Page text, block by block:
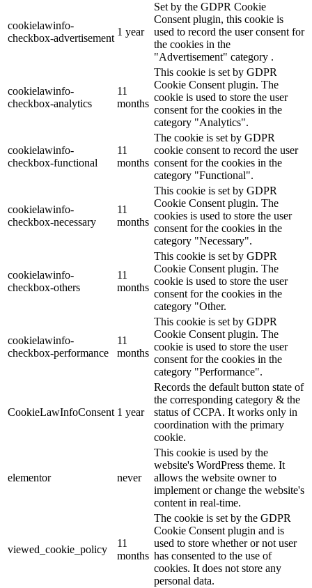
cookielawinfo-
checkbox-advertisement
1 year
Set by the GDPR Cookie
Consent plugin, this cookie is
used to record the user consent for
the cookies in the
"Advertisement" category .
cookielawinfo-
checkbox-analytics
11
months
This cookie is set by GDPR
Cookie Consent plugin. The
cookie is used to store the user
consent for the cookies in the
category "Analytics".
cookielawinfo-
checkbox-functional
11
months
The cookie is set by GDPR
cookie consent to record the user
consent for the cookies in the
category "Functional".
cookielawinfo-
checkbox-necessary
11
months
This cookie is set by GDPR
Cookie Consent plugin. The
cookies is used to store the user
consent for the cookies in the
category "Necessary".
cookielawinfo-
checkbox-others
11
months
This cookie is set by GDPR
Cookie Consent plugin. The
cookie is used to store the user
consent for the cookies in the
category "Other.
cookielawinfo-
checkbox-performance
11
months
This cookie is set by GDPR
Cookie Consent plugin. The
cookie is used to store the user
consent for the cookies in the
category "Performance".
CookieLawInfoConsent 1 year
Records the default button state of
the corresponding category & the
status of CCPA. It works only in
coordination with the primary
cookie.
elementor never
This cookie is used by the
website's WordPress theme. It
allows the website owner to
implement or change the website's
content in real-time.
viewed_cookie_policy
11
months
The cookie is set by the GDPR
Cookie Consent plugin and is
used to store whether or not user
has consented to the use of
cookies. It does not store any
personal data.